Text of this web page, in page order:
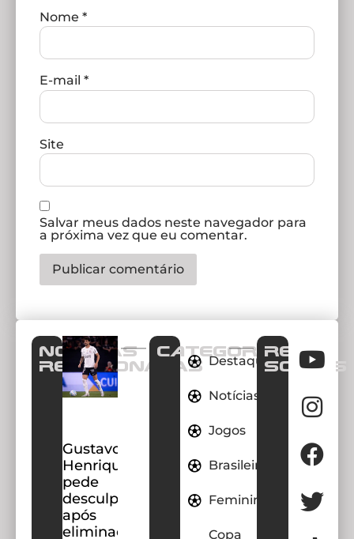
Nome *
E-mail *
Site
Salvar meus dados neste navegador para
a próxima vez que eu comentar.
Notícias
Relacionadas
Gustavo
Henrique
pede
desculpas
após
eliminação
CATEGORIAS
Destaques
Notícias
Jogos
Brasileirao
Feminino
Copa
REDES
SOCIAIS